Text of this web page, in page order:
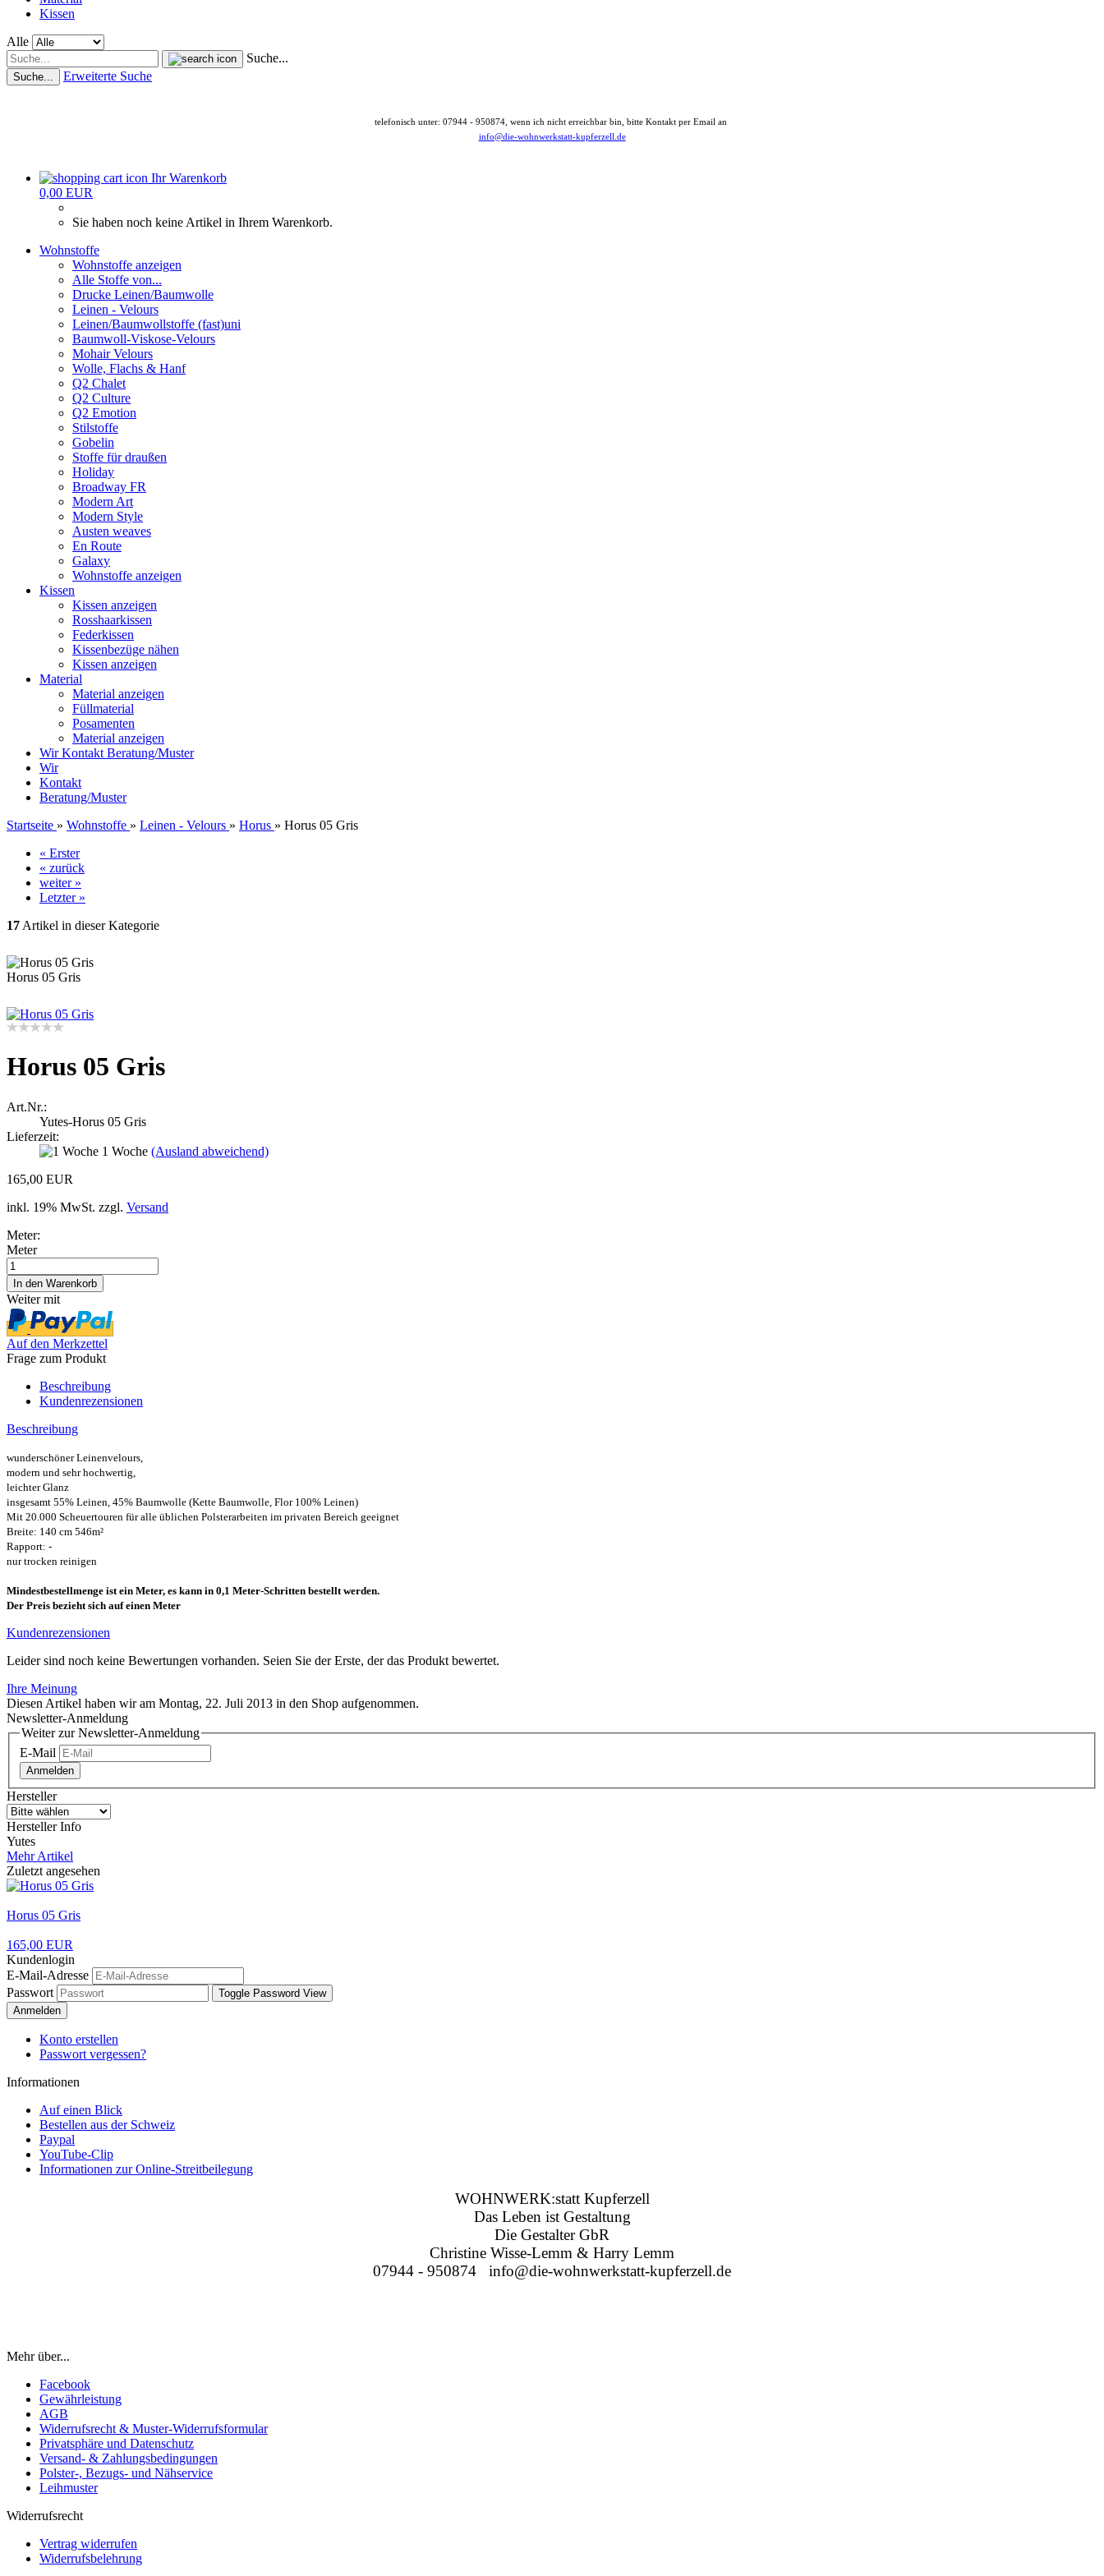
Kissen
Alle
Suche...
Suche... Erweiterte Suche
telefonisch unter: 07944 - 950874, wenn ich nicht erreichbar bin, bitte Kontakt per Email an
info@die-wohnwerkstatt-kupferzell.de
Ihr Warenkorb
0,00 EUR
Sie haben noch keine Artikel in Ihrem Warenkorb.
Wohnstoffe
Wohnstoffe anzeigen
Alle Stoffe von...
Drucke Leinen/Baumwolle
Leinen - Velours
Leinen/Baumwollstoffe (fast)uni
Baumwoll-Viskose-Velours
Mohair Velours
Wolle, Flachs & Hanf
Q2 Chalet
Q2 Culture
Q2 Emotion
Stilstoffe
Gobelin
Stoffe für draußen
Holiday
Broadway FR
Modern Art
Modern Style
Austen weaves
En Route
Galaxy
Wohnstoffe anzeigen
Kissen
Kissen anzeigen
Rosshaarkissen
Federkissen
Kissenbezüge nähen
Kissen anzeigen
Material
Material anzeigen
Füllmaterial
Posamenten
Material anzeigen
WirKontakt Beratung/Muster
Wir
Kontakt
Beratung/Muster
Startseite » Wohnstoffe » Leinen - Velours » Horus » Horus 05 Gris
« Erster
« zurück
weiter »
Letzter »
17 Artikel in dieser Kategorie
Horus 05 Gris
Horus 05 Gris
Art.Nr.:
Yutes-Horus 05 Gris
Lieferzeit:
1 Woche (Ausland abweichend)
165,00 EUR
inkl. 19% MwSt. zzgl. Versand
Meter:
Meter
Weiter mit
Auf den Merkzettel
Frage zum Produkt
Beschreibung
Kundenrezensionen
Beschreibung
wunderschöner Leinenvelours,
modern und sehr hochwertig,
leichter Glanz
insgesamt 55% Leinen, 45% Baumwolle (Kette Baumwolle, Flor 100% Leinen)
Mit 20.000 Scheuertouren für alle üblichen Polsterarbeiten im privaten Bereich geeignet
Breite: 140 cm 546m²
Rapport: -
nur trocken reinigen
Mindestbestellmenge ist ein Meter, es kann in 0,1 Meter-Schritten bestellt werden.
Der Preis bezieht sich auf einen Meter
Kundenrezensionen
Leider sind noch keine Bewertungen vorhanden. Seien Sie der Erste, der das Produkt bewertet.
Ihre Meinung
Diesen Artikel haben wir am Montag, 22. Juli 2013 in den Shop aufgenommen.
Newsletter-Anmeldung
Weiter zur Newsletter-Anmeldung
E-Mail
Anmelden
Hersteller
Hersteller Info
Yutes
Mehr Artikel
Zuletzt angesehen
Horus 05 Gris
165,00 EUR
Kundenlogin
E-Mail-Adresse
Passwort
Toggle Password View
Anmelden
Konto erstellen
Passwort vergessen?
Informationen
Auf einen Blick
Bestellen aus der Schweiz
Paypal
YouTube-Clip
Informationen zur Online-Streitbeilegung
WOHNWERK:statt Kupferzell
Das Leben ist Gestaltung
Die Gestalter GbR
Christine Wisse-Lemm & Harry Lemm
07944 - 950874 info@die-wohnwerkstatt-kupferzell.de
Mehr über...
Facebook
Gewährleistung
AGB
Widerrufsrecht & Muster-Widerrufsformular
Privatsphäre und Datenschutz
Versand- & Zahlungsbedingungen
Polster-, Bezugs- und Nähservice
Leihmuster
Widerrufsrecht
Vertrag widerrufen
Widerrufsbelehrung